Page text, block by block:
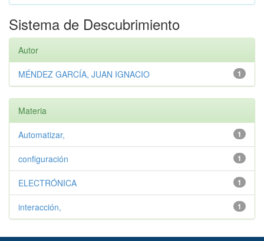
Sistema de Descubrimiento
Autor
1
MÉNDEZ GARCÍA, JUAN IGNACIO
Materia
1
Automatizar,
1
configuración
1
ELECTRÓNICA
1
interacción,